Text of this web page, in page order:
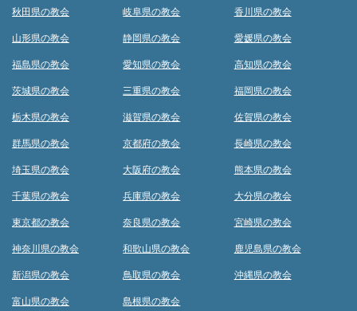
秋田県の教会
山形県の教会
福島県の教会
茨城県の教会
栃木県の教会
群馬県の教会
埼玉県の教会
千葉県の教会
東京都の教会
神奈川県の教会
新潟県の教会
富山県の教会
岐阜県の教会
静岡県の教会
愛知県の教会
三重県の教会
滋賀県の教会
京都府の教会
大阪府の教会
兵庫県の教会
奈良県の教会
和歌山県の教会
鳥取県の教会
島根県の教会
香川県の教会
愛媛県の教会
高知県の教会
福岡県の教会
佐賀県の教会
長崎県の教会
熊本県の教会
大分県の教会
宮崎県の教会
鹿児島県の教会
沖縄県の教会